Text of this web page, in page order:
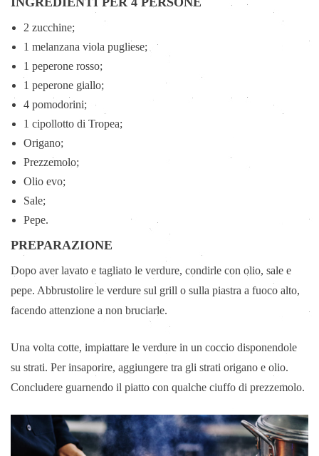
2 zucchine;
1 melanzana viola pugliese;
1 peperone rosso;
1 peperone giallo;
4 pomodorini;
1 cipollotto di Tropea;
Origano;
Prezzemolo;
Olio evo;
Sale;
Pepe.
PREPARAZIONE
Dopo aver lavato e tagliato le verdure, condirle con olio, sale e
pepe. Abbrustolire le verdure sul grill o sulla piastra a fuoco alto,
facendo attenzione a non bruciarle.
Una volta cotte, impiattare le verdure in un coccio disponendole
su strati. Per insaporire, aggiungere tra gli strati origano e olio.
Concludere guarnendo il piatto con qualche ciuffo di prezzemolo.